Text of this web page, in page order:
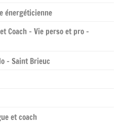
énergéticienne
Coach – Vie perso et pro –
– Saint Brieuc
et coach